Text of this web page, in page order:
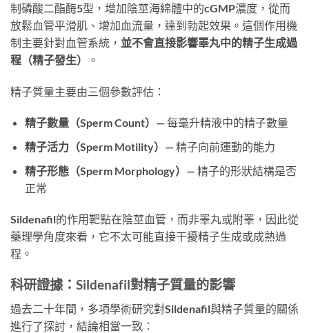
制磷酸二酯酶5型，增加陰莖海綿體中的cGMP濃度，從而
放鬆血管平滑肌、增加血流量，達到勃起效果。這個作用機
制主要針對血管系統， 並不會直接影響睪丸中的精子生成過
程（精子發生）
。
精子質量主要由三個參數評估：
精子數量（Sperm Count） — 每毫升精液中的精子數量
精子活力（Sperm Motility） — 精子向前運動的能力
精子形態（Sperm Morphology） — 精子的形狀結構是否
正常
Sildenafil的作用靶點在陰莖血管，而非睪丸或附睪，因此從
藥理學角度來看，它不太可能直接干擾精子生成或成熟過
程。
科研證據：Sildenafil對精子質量的影響
過去二十年間，多項學術研究對Sildenafil與精子質量的關係
進行了探討，結論相當一致：